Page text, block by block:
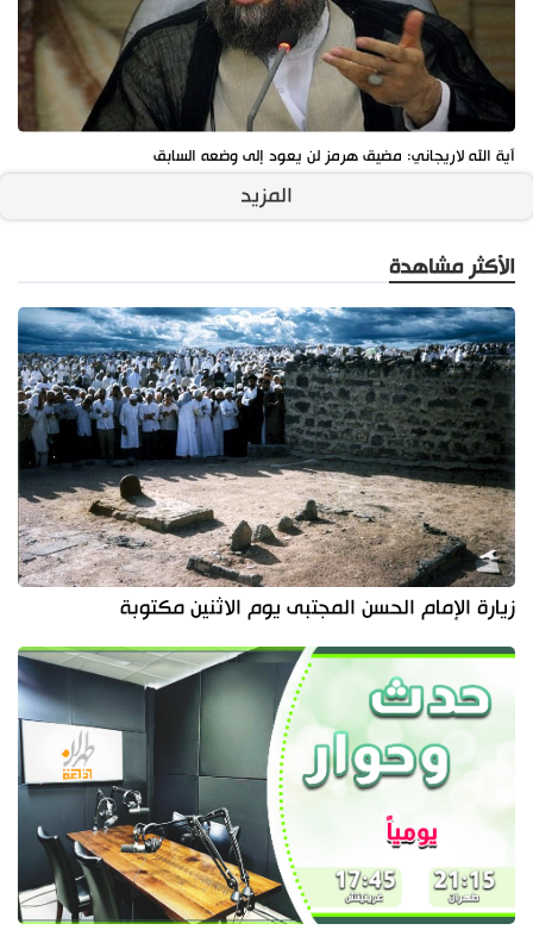
آية الله لاريجاني: مضيق هرمز لن يعود إلى وضعه السابق
المزيد
الأكثر مشاهدة
زيارة الإمام الحسن المجتبى يوم الاثنين مكتوبة